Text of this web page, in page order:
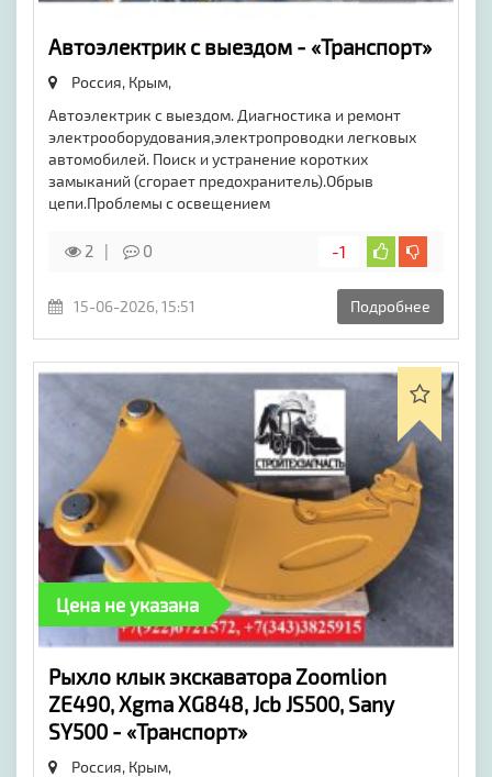
Автоэлектрик с выездом - «Транспорт»
Россия, Крым,
Автоэлектрик с выездом. Диагностика и ремонт
электрооборудования,электропроводки легковых
автомобилей. Поиск и устранение коротких
замыканий (сгорает предохранитель).Обрыв
цепи.Проблемы с освещением
2 0 -1
15-06-2026, 15:51 Подробнее
Цена не указана
​Рыхло клык экскаватора Zoomlion
ZE490, Xgma XG848, Jcb JS500, Sany
SY500 - «Транспорт»
Россия, Крым,